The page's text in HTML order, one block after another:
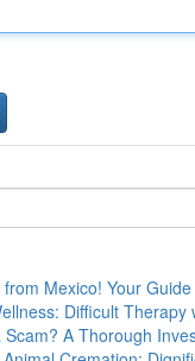
Mexico! Your
Difficult Therapy
Scam? A Thorough